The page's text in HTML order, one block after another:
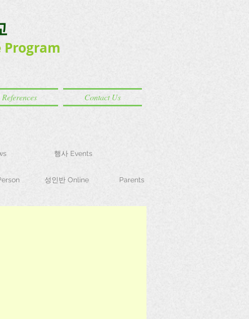
Program
References Contact Us
행사 Events
성인반 Online Parents